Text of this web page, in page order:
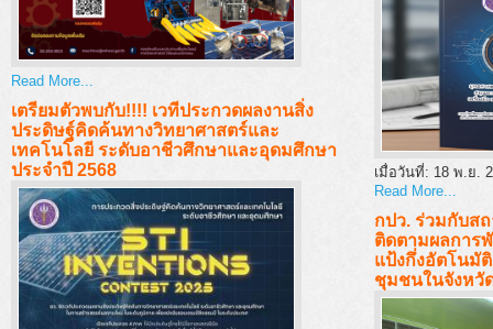
Read More...
เตรียมตัวพบกับ!!!! เวทีประกวดผลงานสิ่ง
ประดิษฐ์คิดค้นทางวิทยาศาสตร์และ
เทคโนโลยี ระดับอาชีวศึกษาและอุดมศึกษา
ประจำปี 2568
เมื่อวันที่: 18 พ.ย.
Read More...
กปว. ร่วมกับส
ติดตามผลการ
แป้งกึ่งอัตโนมั
ชุมชนในจังหวั